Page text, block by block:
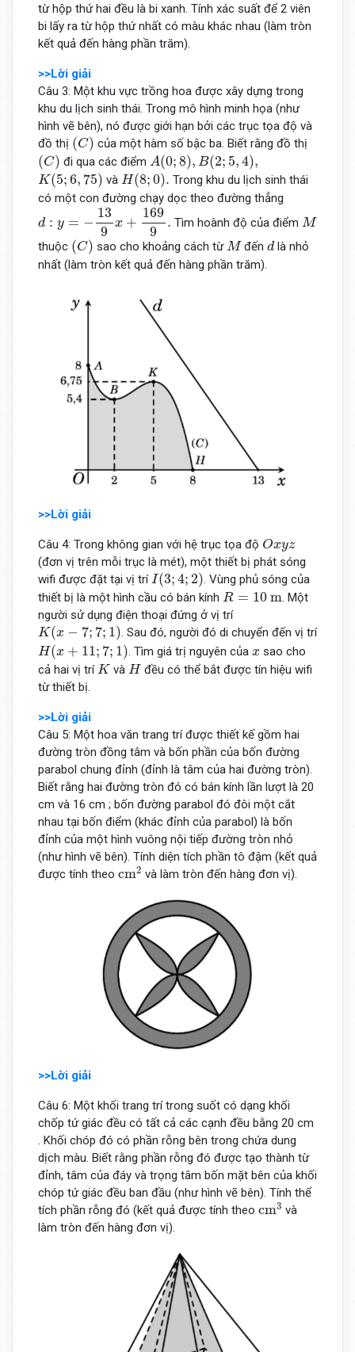
từ hộp thứ hai đều là bi xanh. Tính xác suất để 2 viên
bi lấy ra từ hộp thứ nhất có màu khác nhau (làm tròn
kết quả đến hàng phần trăm).
>>Lời giải
Câu 3: Một khu vực trồng hoa được xây dựng trong
khu du lịch sinh thái. Trong mô hình minh họa (như
hình vẽ bên), nó được giới hạn bởi các trục tọa độ và
đồ thị (C)
(C) của một hàm số bậc ba. Biết rằng đồ thị
(C)
(C) đi qua các điểm A(0;8), B(2; 5,4),
A(0; 8),B(2;5 4)
K(5;6, 75)
K(5; ,75) và H(8;0).
H(8; 0).
Trong khu du lịch sinh thái
có một con đường chạy dọc theo đường thẳng
d : y = −
13
9
x +
169
9
.
d:y=−139x+1699.
Tìm hoành độ của điểmM
M
thuộc (C)
(C) sao cho khoảng cách từM
Mđếnd
dlà nhỏ
nhất (làm tròn kết quả đến hàng phần trăm).
>>Lời giải
Câu 4: Trong không gian với hệ trục tọa độ Oxyz
Oxyz
(đơn vị trên mỗi trục là mét), một thiết bị phát sóng
wifi được đặt tại vị tríI(3;4; 2)
I(3;4 ;2 )
. Vùng phủ sóng của
thiết bị là một hình cầu có bán kính R = 10m
R= 10 m
. Một
người sử dụng điện thoại đứng ở vị trí
K(x − 7; 7; 1)
K(x− 7;1) . Sau đó, người đó di chuyển đến vị trí
H(x + 11; 7; 1)
H(x 11;7 1) . Tìm giá trị nguyên của x
xsao cho
cả hai vị tríK
K và H
H đều có thể bắt được tín hiệu wifi
từ thiết bị.
>>Lời giải
Câu 5: Một hoa văn trang trí được thiết kế gồm hai
đường tròn đồng tâm và bốn phần của bốn đường
parabol chung đỉnh (đỉnh là tâm của hai đường tròn).
Biết rằng hai đường tròn đó có bán kính lần lượt là 20
cm và 16 cm ; bốn đường parabol đó đôi một cắt
nhau tại bốn điểm (khác đỉnh của parabol) là bốn
đỉnh của một hình vuông nội tiếp đường tròn nhỏ
(như hình vẽ bên). Tính diện tích phần tô đậm (kết quả
được tính theo cm2
cm2
và làm tròn đến hàng đơn vị).
>>Lời giải
Câu 6: Một khối trang trí trong suốt có dạng khối
chốp tứ giác đều có tất cả các cạnh đều bằng 20 cm
. Khối chóp đó có phần rỗng bên trong chứa dung
dịch màu. Biết rằng phần rỗng đó được tạo thành từ
đỉnh, tâm của đáy và trọng tâm bốn mặt bên của khối
chóp tứ giác đều ban đầu (như hình vẽ bên). Tính thể
tích phần rỗng đó (kết quả được tính theo cm3
c m3
và
làm tròn đến hàng đơn vị).